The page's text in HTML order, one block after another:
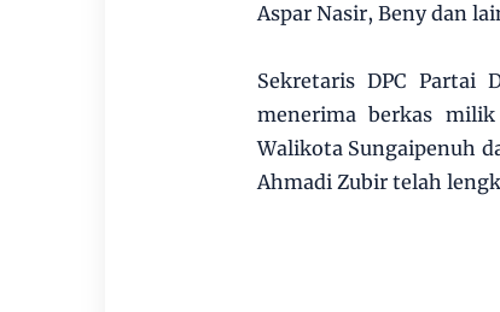
Aspar Nasir, Beny dan
Sekretaris DPC Partai
menerima berkas
Walikota Sungaipenuh
Ahmadi Zubir telah